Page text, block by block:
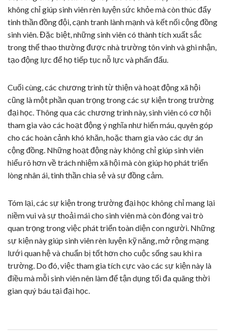
không chỉ giúp sinh viên rèn luyện sức khỏe mà còn thúc đẩy
tinh thần đồng đội, cạnh tranh lành mạnh và kết nối cộng đồng
sinh viên. Đặc biệt, những sinh viên có thành tích xuất sắc
trong thể thao thường được nhà trường tôn vinh và ghi nhận,
tạo động lực để họ tiếp tục nỗ lực và phấn đấu.
Cuối cùng, các chương trình từ thiện và hoạt động xã hội
cũng là một phần quan trọng trong các sự kiện trong trường
đại học. Thông qua các chương trình này, sinh viên có cơ hội
tham gia vào các hoạt động ý nghĩa như hiến máu, quyên góp
cho các hoàn cảnh khó khăn, hoặc tham gia vào các dự án
cộng đồng. Những hoạt động này không chỉ giúp sinh viên
hiểu rõ hơn về trách nhiệm xã hội mà còn giúp họ phát triển
lòng nhân ái, tinh thần chia sẻ và sự đồng cảm.
Tóm lại, các sự kiện trong trường đại học không chỉ mang lại
niềm vui và sự thoải mái cho sinh viên mà còn đóng vai trò
quan trọng trong việc phát triển toàn diện con người. Những
sự kiện này giúp sinh viên rèn luyện kỹ năng, mở rộng mạng
lưới quan hệ và chuẩn bị tốt hơn cho cuộc sống sau khi ra
trường. Do đó, việc tham gia tích cực vào các sự kiện này là
điều mà mỗi sinh viên nên làm để tận dụng tối đa quãng thời
gian quý báu tại đại học.